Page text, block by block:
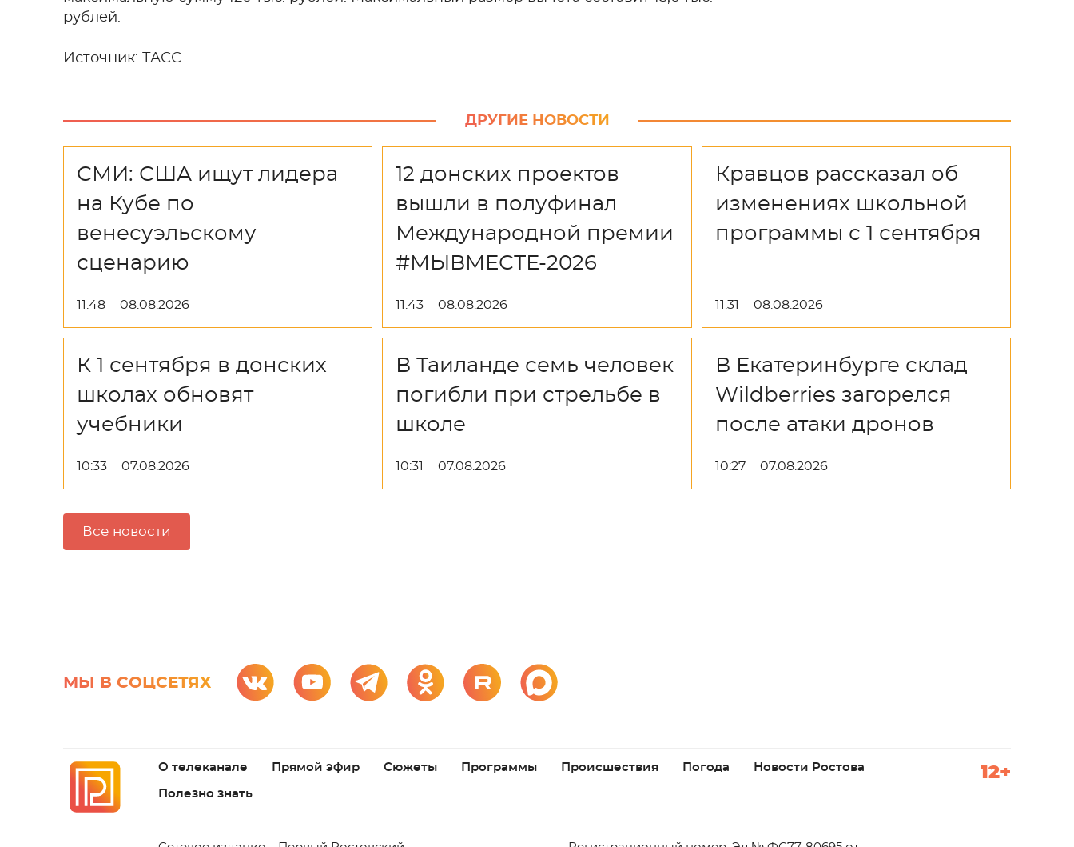
рублей.
Источник: ТАСС
ДРУГИЕ НОВОСТИ
СМИ: США ищут лидера
на Кубе по
венесуэльскому
сценарию
11:48 08.08.2026
12 донских проектов
вышли в полуфинал
Международной премии
#МЫВМЕСТЕ-2026
11:43 08.08.2026
Кравцов рассказал об
изменениях школьной
программы с 1 сентября
11:31 08.08.2026
К 1 сентября в донских
школах обновят
учебники
10:33 07.08.2026
В Таиланде семь человек
погибли при стрельбе в
школе
10:31 07.08.2026
В Екатеринбурге склад
Wildberries загорелся
после атаки дронов
10:27 07.08.2026
Все новости
МЫ В СОЦСЕТЯХ
О телеканале Прямой эфир Сюжеты Программы Происшествия Погода Новости Ростова
Полезно знать
12+